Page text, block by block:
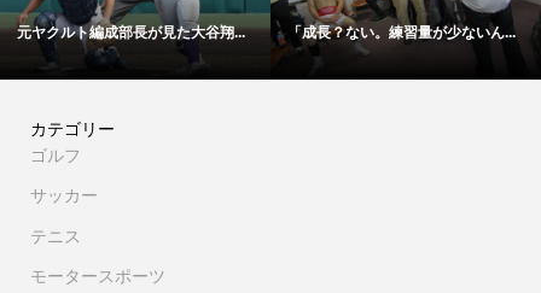
長が見た大谷翔... 「成長？ない。練習量が少ないん... 【映像】これ
カテゴリー
ゴルフ
サッカー
テニス
モータースポーツ